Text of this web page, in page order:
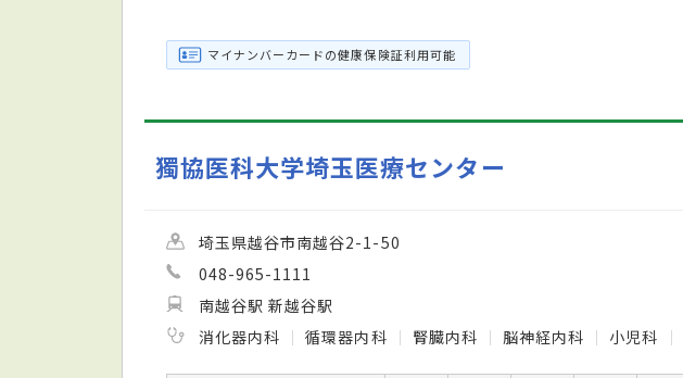
マイナンバーカードの健康保険証利用可能
獨協医科大学埼玉医療センター
埼玉県越谷市南越谷2-1-50
048-965-1111
南越谷駅 新越谷駅
消化器内科
循環器内科 腎臓内科 脳神経内科 小児科